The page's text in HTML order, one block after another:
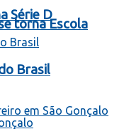
torna Escola
Série D
Brasil